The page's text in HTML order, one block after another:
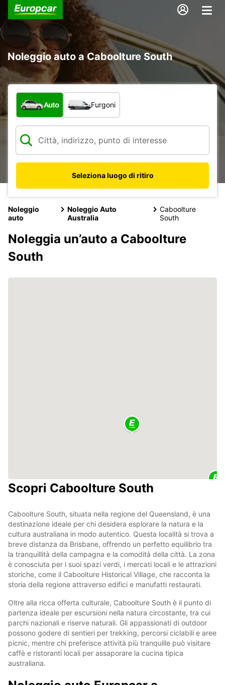
Noleggio auto a Caboolture South
Scegli la tipologia di veicolo:
Auto Furgoni
Seleziona luogo di ritiro
Noleggio
auto
Noleggio Auto
Australia
Caboolture
South
Noleggia un’auto a Caboolture
South
Scopri Caboolture South
Caboolture South, situata nella regione del Queensland, è una
destinazione ideale per chi desidera esplorare la natura e la
cultura australiana in modo autentico. Questa località si trova a
breve distanza da Brisbane, offrendo un perfetto equilibrio tra
la tranquillità della campagna e la comodità della città. La zona
è conosciuta per i suoi spazi verdi, i mercati locali e le attrazioni
storiche, come il Caboolture Historical Village, che racconta la
storia della regione attraverso edifici e manufatti restaurati.
Oltre alla ricca offerta culturale, Caboolture South è il punto di
partenza ideale per escursioni nella natura circostante, tra cui
parchi nazionali e riserve naturali. Gli appassionati di outdoor
possono godere di sentieri per trekking, percorsi ciclabili e aree
picnic, mentre chi preferisce attività più tranquille può visitare
caffè e ristoranti locali per assaporare la cucina tipica
australiana.